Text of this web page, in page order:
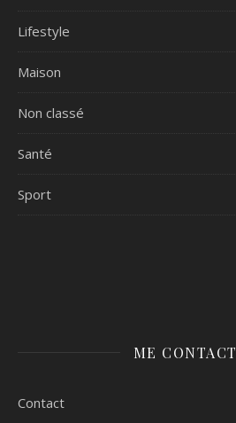
Lifestyle
Maison
Non classé
Santé
Sport
ME
Contact